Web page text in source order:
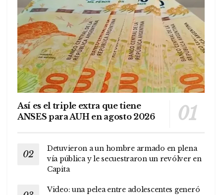
Así es el triple extra que tiene
ANSES para AUH en agosto 2026
Detuvieron a un hombre armado en plena
vía pública y le secuestraron un revólver en
Capita
Video: una pelea entre adolescentes generó